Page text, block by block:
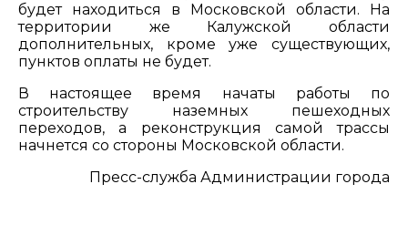
будет находиться в Московской области. На
территории же Калужской области
дополнительных, кроме уже существующих,
пунктов оплаты не будет.
В настоящее время начаты работы по
строительству наземных пешеходных
переходов, а реконструкция самой трассы
начнется со стороны Московской области.
Пресс-служба Администрации города